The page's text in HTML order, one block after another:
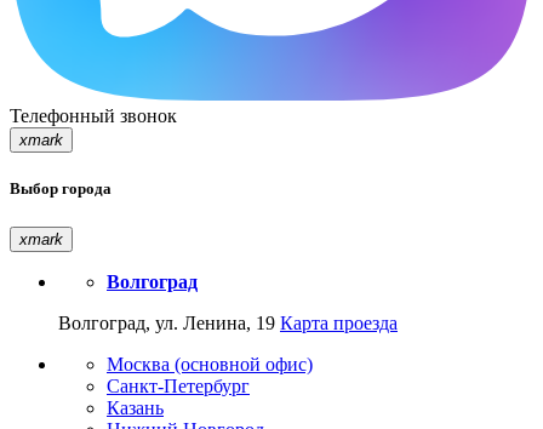
Телефонный звонок
xmark
Выбор города
xmark
Волгоград
Волгоград, ул. Ленина, 19 Карта проезда
Москва (основной офис)
Санкт-Петербург
Казань